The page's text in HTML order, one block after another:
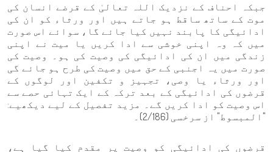
جبکہ احناف کے نزدیک اللہ تعالیٰ کے قرضے انسان کی
موت کے ساتھ ساقط ہو جاتے ہیں اور ورثاء کو ان کی
ادائیگی کا پابند نہیں کیا جائے گا، سوائے اس صورت
میں کہ وہ اپنی خوشی سے ادا کریں یا میت نے اپنی
زندگی میں ان کی ادائیگی کی وصیت کی ہو۔ وصیت کی
صورت میں یہ اجنبی کے حق میں وصیت کی طرح ہو جائے گی
اور ورثاء یا وصی، تجہیز و تکفین اور لوگوں کے
قرضوں کی ادائیگی کے بعد ترکہ کے ایک تہائی حصے سے
اس وصیت کو ادا کریں گے۔ مزید تفصیل کے لیے دیکھیے:
"المبسوط" از سرخسی (2/186)۔
قرضوں کی ادائیگی کو وصیت پر مقدم کیا گیا ہے،